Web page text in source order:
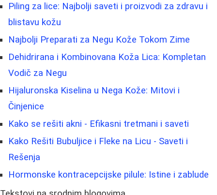
Piling za lice: Najbolji saveti i proizvodi za zdravu i
blistavu kožu
Najbolji Preparati za Negu Kože Tokom Zime
Dehidrirana i Kombinovana Koža Lica: Kompletan
Vodič za Negu
Hijaluronska Kiselina u Nega Kože: Mitovi i
Činjenice
Kako se rešiti akni - Efikasni tretmani i saveti
Kako Rešiti Bubuljice i Fleke na Licu - Saveti i
Rešenja
Hormonske kontracepcijske pilule: Istine i zablude